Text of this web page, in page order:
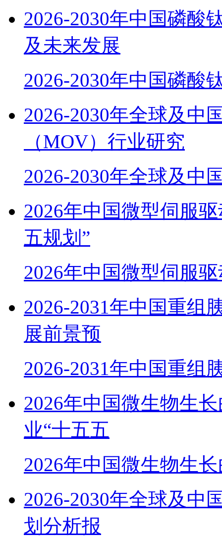
2026-2030年中国磷酸
及未来发展
2026-2030年中国磷酸
2026-2030年全球及中
（MOV）行业研究
2026-2030年全球及中
2026年中国微型伺服
五规划”
2026年中国微型伺服
2026-2031年中国重组
展前景预
2026-2031年中国重组
2026年中国微生物生
业“十五五
2026年中国微生物生
2026-2030年全球及中
划分析报